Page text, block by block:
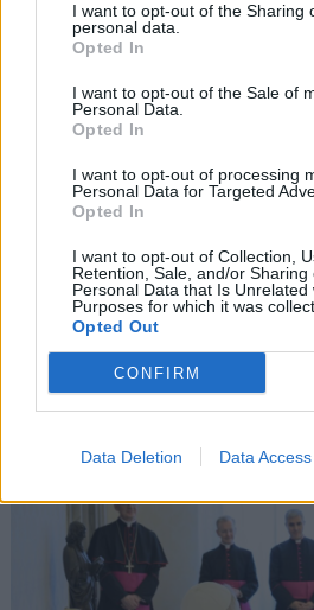
I want to opt-out of the Sharing
personal data.
Opted In
I want to opt-out of the Sale of
Personal Data.
Opted In
I want to opt-out of processing
Personal Data for Targeted
Opted In
I want to opt-out of Collection,
Retention, Sale, and/or Sharing
Personal Data that Is Unrelated
Purposes for which it was
Opted Out
CONFIRM
Data Deletion Data Access
Najnowsze
05 sierpnia 2026 | 21:23
Przewodniczący KEP na temat
05 sierpnia 2026 | 20:38
Kard. Kikuchi z okazji rocznicy
05 sierpnia 2026 | 20:00
Kard. Makrickas w święto Matki Bożej
05 sierpnia 2026 | 19:23
Coraz więcej ataków na chrześcijan
problem przez lata był niedostrzegany